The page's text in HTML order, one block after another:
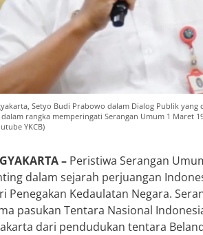
Setyo Budi Prabowo dalam Dialog Publik yang
rangka memperingati Serangan Umum 1 Maret
YKCB)
– Peristiwa Serangan
dalam sejarah perjuangan
Penegakan Kedaulatan Negara.
pasukan Tentara Nasional
dari pendudukan tentara